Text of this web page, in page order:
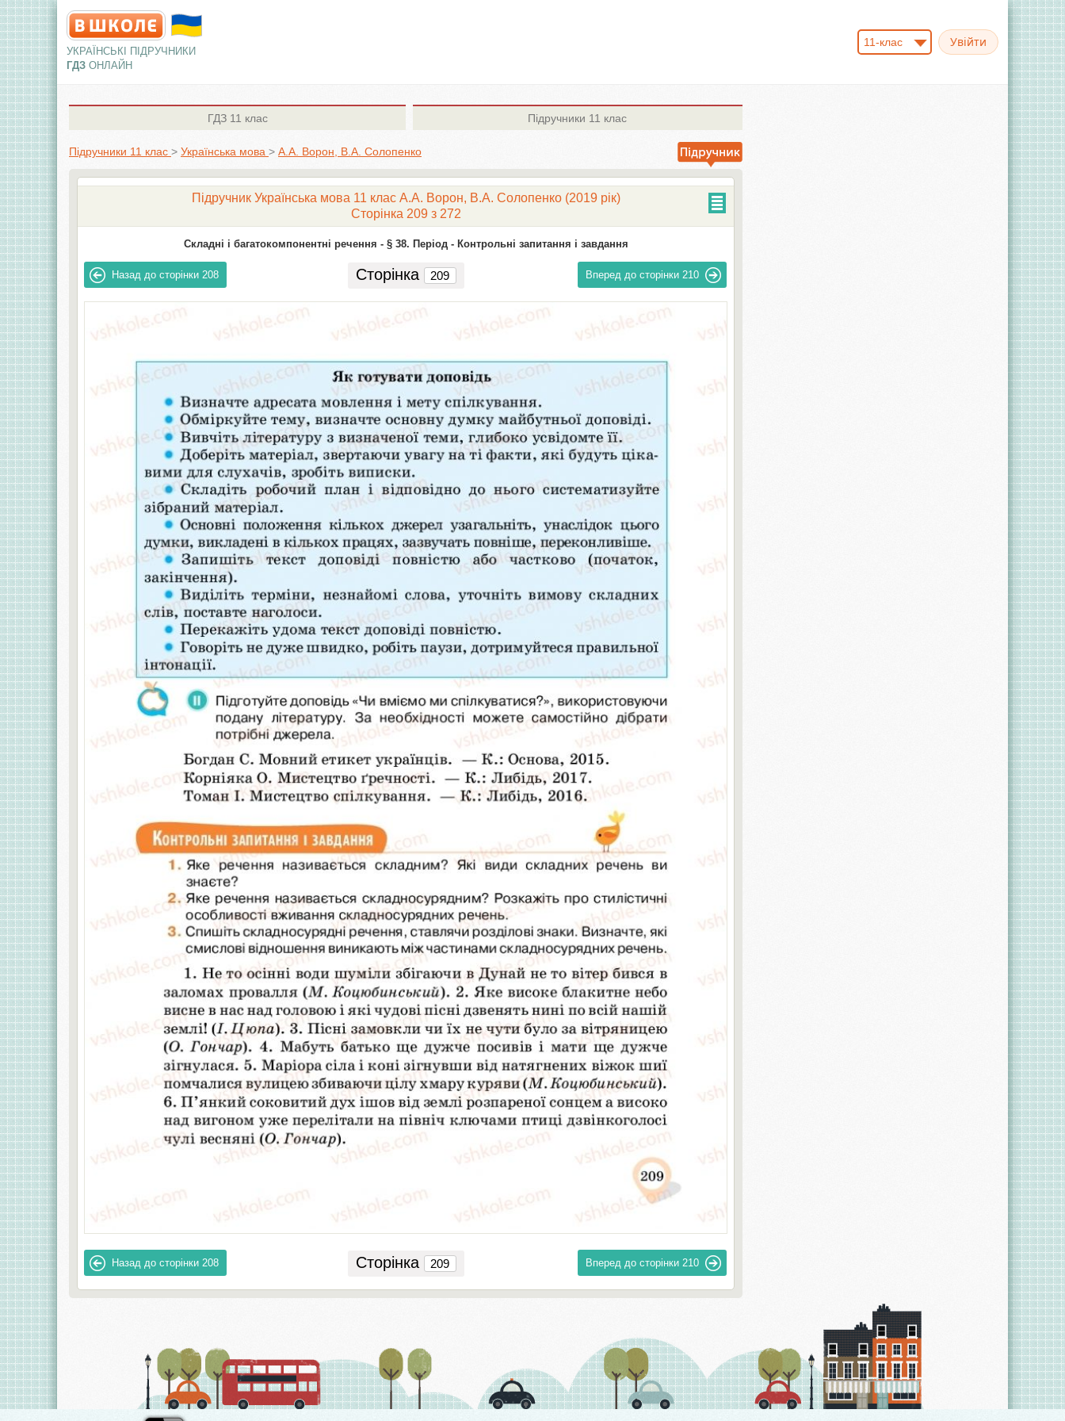
УКРАЇНСЬКІ ПІДРУЧНИКИ
ГДЗ ОНЛАЙН
11-клас
ГДЗ11 клас Підручники 11 клас
Підручники 11 клас > Українська мова > А.А. Ворон, В.А. Солопенко
Підручник Українська мова 11 клас А.А. Ворон, В.А. Солопенко (2019 рік)
Сторінка 209 з 272
Складні і багатокомпонентні речення - § 38. Період - Контрольні запитання і завдання
Назад до сторінки 208 Сторінка Вперед до сторінки 210
Назад до сторінки 208 Сторінка Вперед до сторінки 210